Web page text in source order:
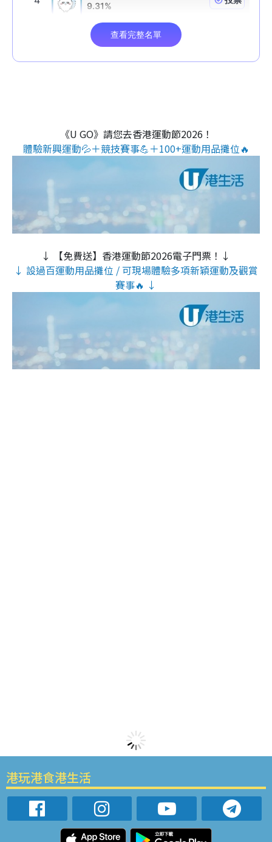
《U GO》請您去香港運動節2026！
體驗新興運動💦＋競技賽事💪＋100+運動用品攤位🔥
↓ 【免費送】香港運動節2026電子門票！↓
↓ 設過百運動用品攤位 / 可現場體驗多項新穎運動及觀賞
賽事🔥 ↓
港玩港食港生活